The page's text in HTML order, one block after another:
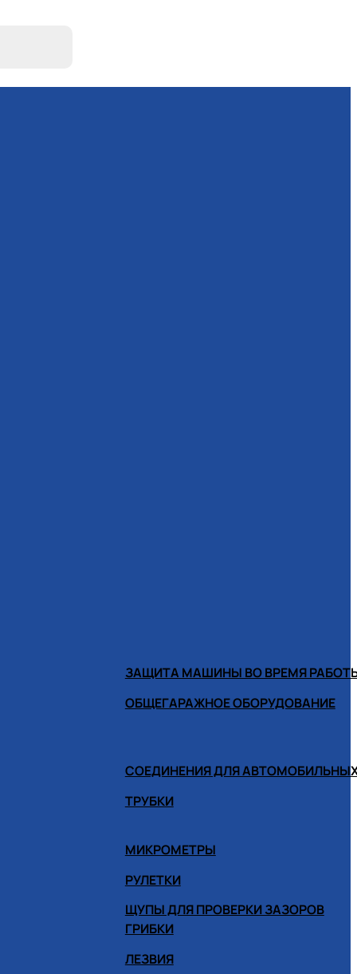
ЗАЩИТА МАШИНЫ ВО ВРЕМЯ
ОБЩЕГАРАЖНОЕ ОБОРУДОВАНИЕ
СОЕДИНЕНИЯ ДЛЯ
ТРУБКИ
МИКРОМЕТРЫ
РУЛЕТКИ
ЩУПЫ ДЛЯ ПРОВЕРКИ ЗАЗОРОВ
ГРИБКИ
ЛЕЗВИЯ